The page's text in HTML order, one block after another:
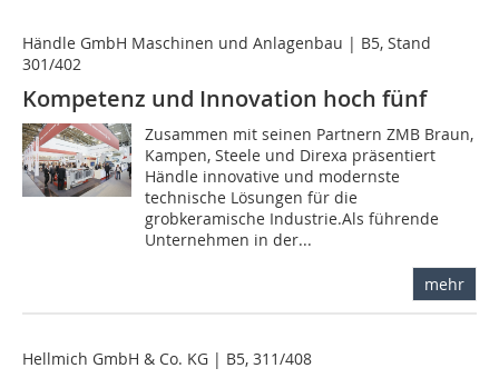
Händle GmbH Maschinen und Anlagenbau | B5, Stand
301/402
Kompetenz und Innovation hoch fünf
Zusammen mit seinen Partnern ZMB Braun,
Kampen, Steele und Direxa präsentiert
Händle innovative und modernste
technische Lösungen für die
grobkeramische Industrie.Als führende
Unternehmen in der...
mehr
Hellmich GmbH & Co. KG | B5, 311/408